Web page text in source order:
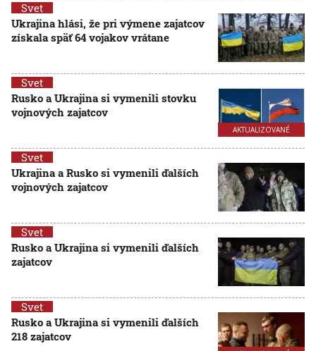
Svet
Ukrajina hlási, že pri výmene zajatcov
získala späť 64 vojakov vrátane
AKTUALIZOVANÉ
Svet
Rusko a Ukrajina si vymenili stovku
vojnových zajatcov
Svet
Ukrajina a Rusko si vymenili ďalších
vojnových zajatcov
Svet
Rusko a Ukrajina si vymenili ďalších
zajatcov
Svet
Rusko a Ukrajina si vymenili ďalších
218 zajatcov